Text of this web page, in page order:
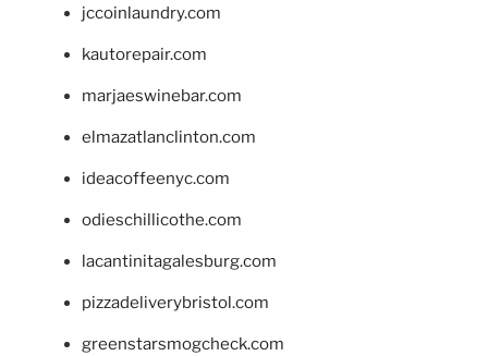
jccoinlaundry.com
kautorepair.com
marjaeswinebar.com
elmazatlanclinton.com
ideacoffeenyc.com
odieschillicothe.com
lacantinitagalesburg.com
pizzadeliverybristol.com
greenstarsmogcheck.com